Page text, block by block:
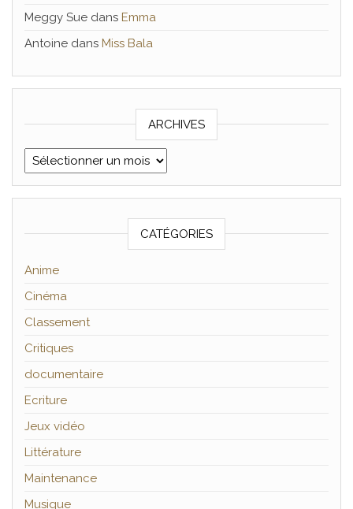
Meggy Sue dans Emma
Antoine dans Miss Bala
ARCHIVES
Archives
CATÉGORIES
Anime
Cinéma
Classement
Critiques
documentaire
Ecriture
Jeux vidéo
Littérature
Maintenance
Musique